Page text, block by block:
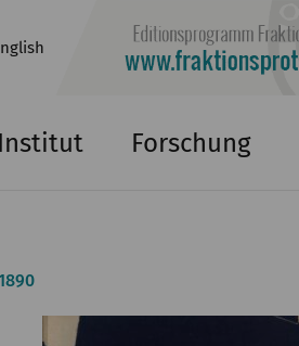
Institut Forschung